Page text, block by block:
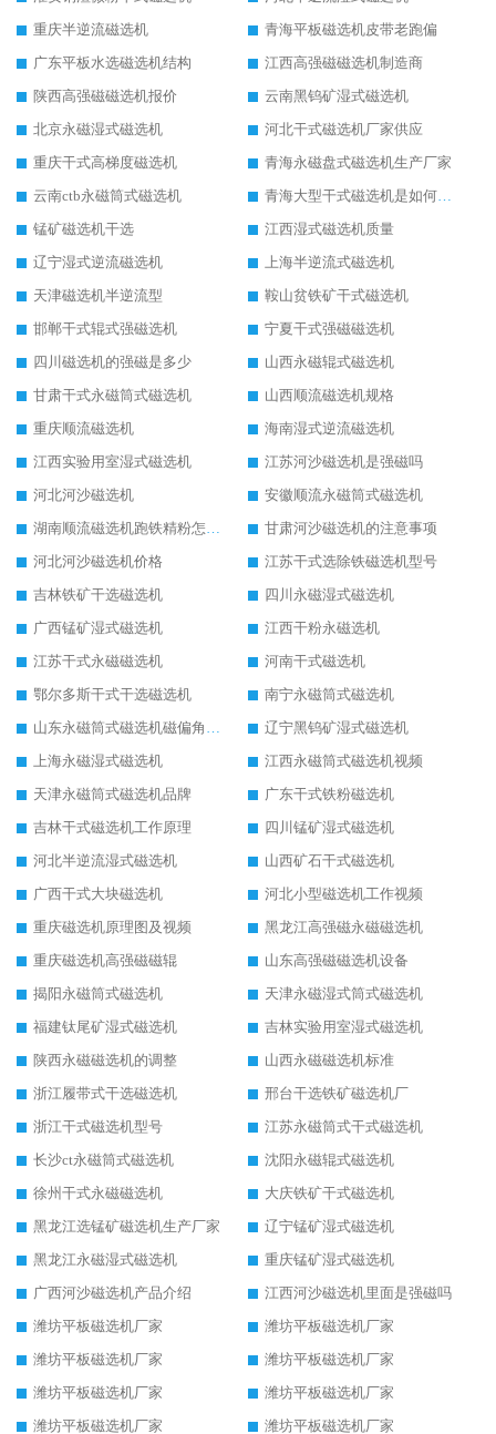
重庆半逆流磁选机
青海平板磁选机皮带老跑偏
广东平板水选磁选机结构
江西高强磁磁选机制造商
陕西高强磁磁选机报价
云南黑钨矿湿式磁选机
北京永磁湿式磁选机
河北干式磁选机厂家供应
重庆干式高梯度磁选机
青海永磁盘式磁选机生产厂家
云南ctb永磁筒式磁选机
青海大型干式磁选机是如何选矿的
锰矿磁选机干选
江西湿式磁选机质量
辽宁湿式逆流磁选机
上海半逆流式磁选机
天津磁选机半逆流型
鞍山贫铁矿干式磁选机
邯郸干式辊式强磁选机
宁夏干式强磁磁选机
四川磁选机的强磁是多少
山西永磁辊式磁选机
甘肃干式永磁筒式磁选机
山西顺流磁选机规格
重庆顺流磁选机
海南湿式逆流磁选机
江西实验用室湿式磁选机
江苏河沙磁选机是强磁吗
河北河沙磁选机
安徽顺流永磁筒式磁选机
湖南顺流磁选机跑铁精粉怎么处理
甘肃河沙磁选机的注意事项
河北河沙磁选机价格
江苏干式选除铁磁选机型号
吉林铁矿干选磁选机
四川永磁湿式磁选机
广西锰矿湿式磁选机
江西干粉永磁选机
江苏干式永磁磁选机
河南干式磁选机
鄂尔多斯干式干选磁选机
南宁永磁筒式磁选机
山东永磁筒式磁选机磁偏角怎么调整
辽宁黑钨矿湿式磁选机
上海永磁湿式磁选机
江西永磁筒式磁选机视频
天津永磁筒式磁选机品牌
广东干式铁粉磁选机
吉林干式磁选机工作原理
四川锰矿湿式磁选机
河北半逆流湿式磁选机
山西矿石干式磁选机
广西干式大块磁选机
河北小型磁选机工作视频
重庆磁选机原理图及视频
黑龙江高强磁永磁磁选机
重庆磁选机高强磁磁辊
山东高强磁磁选机设备
揭阳永磁筒式磁选机
天津永磁湿式筒式磁选机
福建钛尾矿湿式磁选机
吉林实验用室湿式磁选机
陕西永磁磁选机的调整
山西永磁磁选机标准
浙江履带式干选磁选机
邢台干选铁矿磁选机厂
浙江干式磁选机型号
江苏永磁筒式干式磁选机
长沙ct永磁筒式磁选机
沈阳永磁辊式磁选机
徐州干式永磁磁选机
大庆铁矿干式磁选机
黑龙江选锰矿磁选机生产厂家
辽宁锰矿湿式磁选机
黑龙江永磁湿式磁选机
重庆锰矿湿式磁选机
广西河沙磁选机产品介绍
江西河沙磁选机里面是强磁吗
潍坊平板磁选机厂家
潍坊平板磁选机厂家
潍坊平板磁选机厂家
潍坊平板磁选机厂家
潍坊平板磁选机厂家
潍坊平板磁选机厂家
潍坊平板磁选机厂家
潍坊平板磁选机厂家